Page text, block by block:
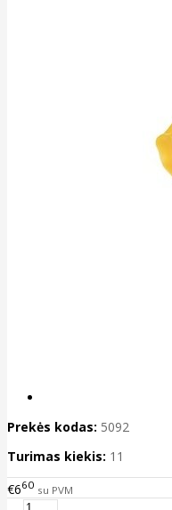
Prekės kodas: 5092
Turimas kiekis: 11
€660 su PVM